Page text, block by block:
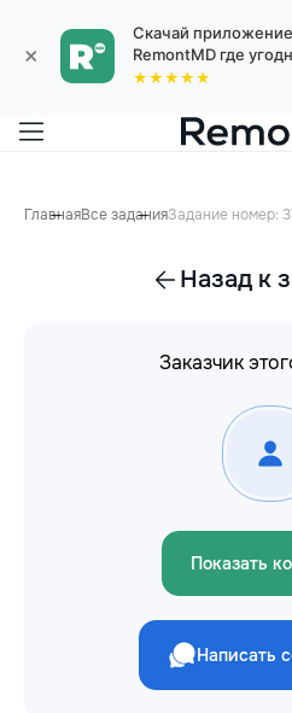
×
Скачай
RemontMD где
★★★★★
ГлавнаяВсе заданияЗадание номер:
Назад к
Заказчик
Показать
Написать